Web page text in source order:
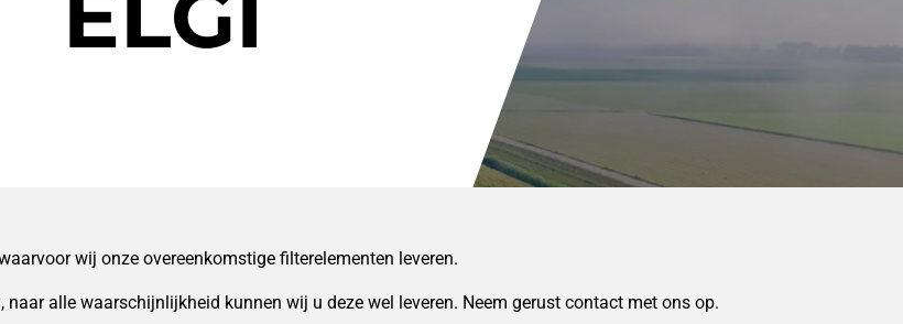
wij onze overeenkomstige filterelementen leveren.
alle waarschijnlijkheid kunnen wij u deze wel leveren. Neem gerust contact met ons op.